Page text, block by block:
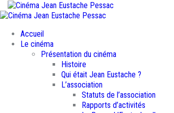
Accueil
Le cinéma
Présentation du cinéma
Histoire
Qui était Jean Eustache ?
L’association
Statuts de l’association
Rapports d’activités